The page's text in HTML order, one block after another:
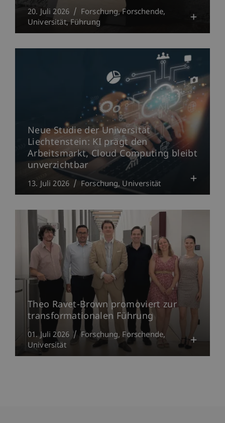
20. Juli 2026 Forschung Forschende
Universität Führung
Neue Studie der Universität
Liechtenstein: KI prägt den
Arbeitsmarkt, Cloud Computing bleibt
unverzichtbar
13. Juli 2026 Forschung Universität
Theo Ravet-Brown promoviert zur
transformationalen Führung
01. Juli 2026 Forschung Forschende
Universität